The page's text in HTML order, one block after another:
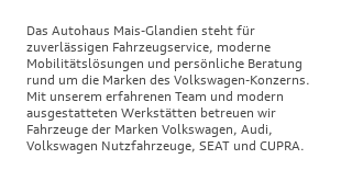
Das Autohaus Mais-Glandien steht für
zuverlässigen Fahrzeugservice, moderne
Mobilitätslösungen und persönliche Beratung
rund um die Marken des Volkswagen-Konzerns.
Mit unserem erfahrenen Team und modern
ausgestatteten Werkstätten betreuen wir
Fahrzeuge der Marken Volkswagen, Audi,
Volkswagen Nutzfahrzeuge, SEAT und CUPRA.